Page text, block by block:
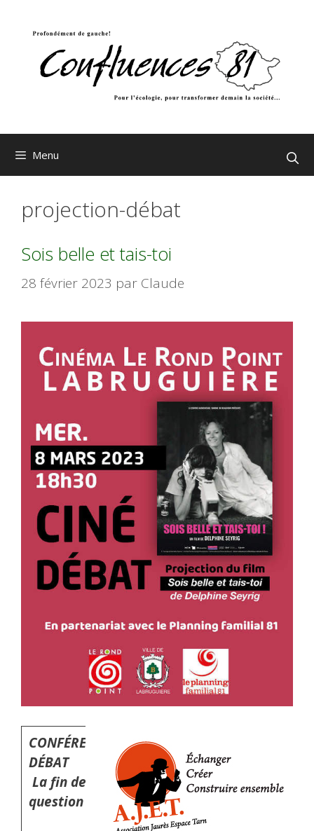
Menu
projection-débat
Sois belle et tais-toi
28 février 2023 par Claude
CONFÉRERENCE-
DÉBAT
La fin de vie
en
question